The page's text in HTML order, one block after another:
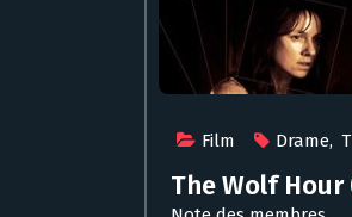
Film Drame,
The Wolf Hour